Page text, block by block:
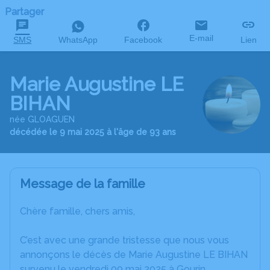
Partager
SMS WhatsApp Facebook E-mail Lien
Marie Augustine LE
BIHAN
née GLOAGUEN
décédée le 9 mai 2025 à l'âge de 93 ans
Message de la famille
Chère famille, chers amis,
C’est avec une grande tristesse que nous vous
annonçons le décès de Marie Augustine LE BIHAN